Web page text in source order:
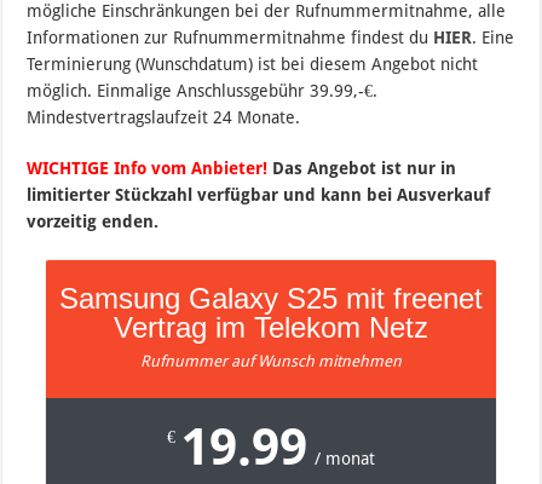
mögliche Einschränkungen bei der Rufnummermitnahme, alle
Informationen zur Rufnummermitnahme findest du HIER. Eine
Terminierung (Wunschdatum) ist bei diesem Angebot nicht
möglich. Einmalige Anschlussgebühr 39.99,-€.
Mindestvertragslaufzeit 24 Monate.
WICHTIGE Info vom Anbieter! Das Angebot ist nur in
limitierter Stückzahl verfügbar und kann bei Ausverkauf
vorzeitig enden.
Samsung Galaxy S25 mit freenet
Vertrag im Telekom Netz
Rufnummer auf Wunsch mitnehmen
€ 19.99 / monat